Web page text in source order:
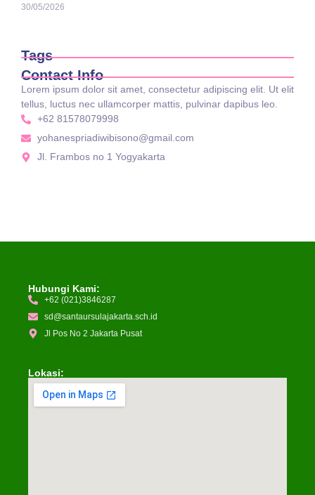
30/05/2026
Tags
Contact Info
Lorem ipsum dolor sit amet, consectetur adipiscing elit. Ut elit
tellus, luctus nec ullamcorper mattis, pulvinar dapibus leo.
+62 81578079998
yohanespriadiwibisono@gmail.com
Jl. Frambos no 1 Yogyakarta
Hubungi Kami:
+62 (021)3846287
sd@santaursulajakarta.sch.id
Jl Pos No 2 Jakarta Pusat
Lokasi: